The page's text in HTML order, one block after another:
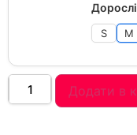
S M
Додати в